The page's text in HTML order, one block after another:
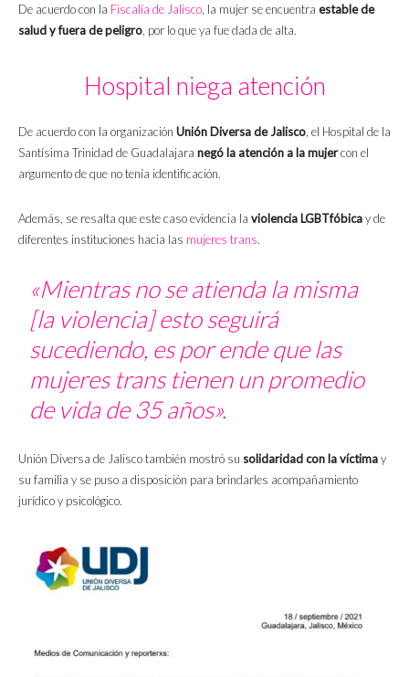
De acuerdo con la Fiscalía de Jalisco, la mujer se encuentra estable de
salud y fuera de peligro, por lo que ya fue dada de alta.
Hospital niega atención
De acuerdo con la organización Unión Diversa de Jalisco, el Hospital de la
Santísima Trinidad de Guadalajara negó la atención a la mujercon el
argumento de que no tenía identificación.
Además, se resalta que este caso evidencia la violencia LGBTfóbicay de
diferentes instituciones hacia las mujeres trans.
«Mientras no se atienda la misma
[la violencia] esto seguirá
sucediendo, es por ende que las
mujeres trans tienen un promedio
de vida de 35 años».
Unión Diversa de Jalisco también mostró su solidaridad con la víctimay
su familia y se puso a disposición para brindarles acompañamiento
jurídico y psicológico.